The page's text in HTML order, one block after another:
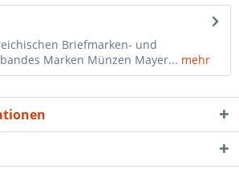
Briefmarken- und
Marken Münzen Mayer... mehr